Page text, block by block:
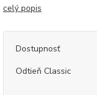
celý popis
Dostupnosť
Odtieň Classic